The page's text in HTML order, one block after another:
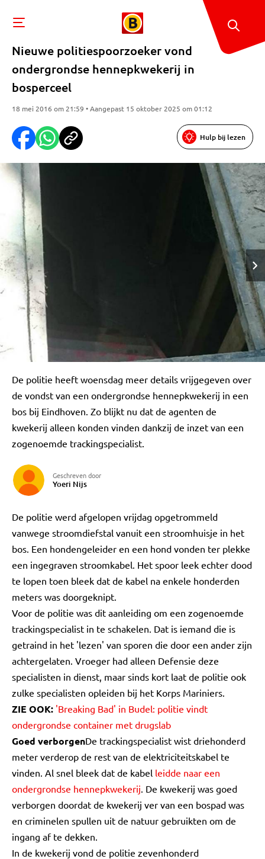
Nieuwe politiespoorzoeker vond
ondergrondse hennepkwekerij in
bosperceel
18 mei 2016 om 21:59 • Aangepast 15 oktober 2025 om 01:12
Hulp bij lezen
De politie heeft woensdag meer details vrijgegeven over
de vondst van een ondergrondse hennepkwekerij in een
bos bij Eindhoven. Zo blijkt nu dat de agenten de
kwekerij alleen konden vinden dankzij de inzet van een
zogenoemde trackingspecialist.
Geschreven door
Yoeri Nijs
De politie werd afgelopen vrijdag opgetrommeld
vanwege stroomdiefstal vanuit een stroomhuisje in het
bos. Een hondengeleider en een hond vonden ter plekke
een ingegraven stroomkabel. Het spoor leek echter dood
te lopen toen bleek dat de kabel na enkele honderden
meters was doorgeknipt.
Voor de politie was dit aanleiding om een zogenoemde
trackingspecialist in te schakelen. Dat is iemand die is
getraind in het 'lezen' van sporen die door een ander zijn
achtergelaten. Vroeger had alleen Defensie deze
specialisten in dienst, maar sinds kort laat de politie ook
zulke specialisten opleiden bij het Korps Mariniers.
ZIE OOK: 'Breaking Bad' in Budel: politie vindt
ondergrondse container met drugslab
Goed verborgenDe trackingspecialist wist driehonderd
meter verderop de rest van de elektriciteitskabel te
vinden. Al snel bleek dat de kabel leidde naar een
ondergrondse hennepkwekerij. De kwekerij was goed
verborgen doordat de kwekerij ver van een bospad was
en criminelen spullen uit de natuur gebruikten om de
ingang af te dekken.
In de kwekerij vond de politie zevenhonderd